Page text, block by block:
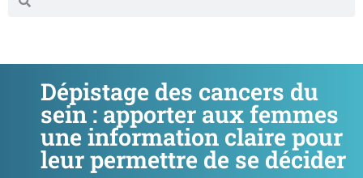
Dépistage des cancers du
sein : apporter aux femmes
une information claire pour
leur permettre de se décider